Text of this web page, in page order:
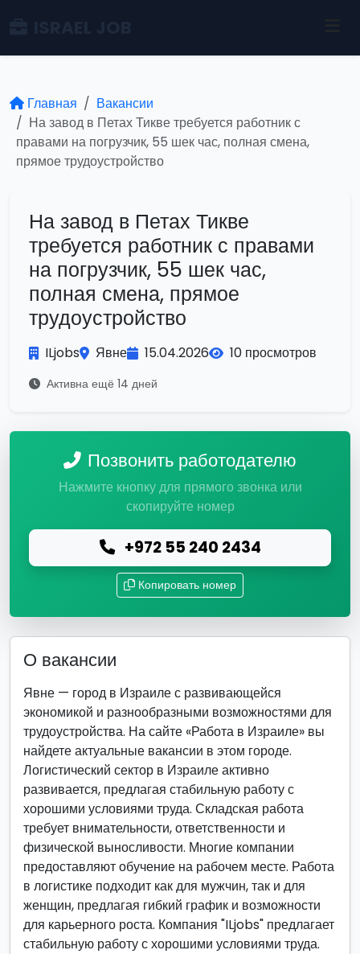
Главная
Вакансии
На завод в Петах Тикве требуется работник с
правами на погрузчик, 55 шек час, полная смена,
прямое трудоустройство
На завод в Петах Тикве
требуется работник с правами
на погрузчик, 55 шек час,
полная смена, прямое
трудоустройство
ILjobs Явне 15.04.2026 10 просмотров
Активна ещё 14 дней
Позвонить работодателю
Нажмите кнопку для прямого звонка или
скопируйте номер
+972 55 240 2434
Копировать номер
О вакансии
Явне — город в Израиле с развивающейся
экономикой и разнообразными возможностями для
трудоустройства. На сайте «Работа в Израиле» вы
найдете актуальные вакансии в этом городе.
Логистический сектор в Израиле активно
развивается, предлагая стабильную работу с
хорошими условиями труда. Складская работа
требует внимательности, ответственности и
физической выносливости. Многие компании
предоставляют обучение на рабочем месте. Работа
в логистике подходит как для мужчин, так и для
женщин, предлагая гибкий график и возможности
для карьерного роста. Компания "ILjobs" предлагает
стабильную работу с хорошими условиями труда.